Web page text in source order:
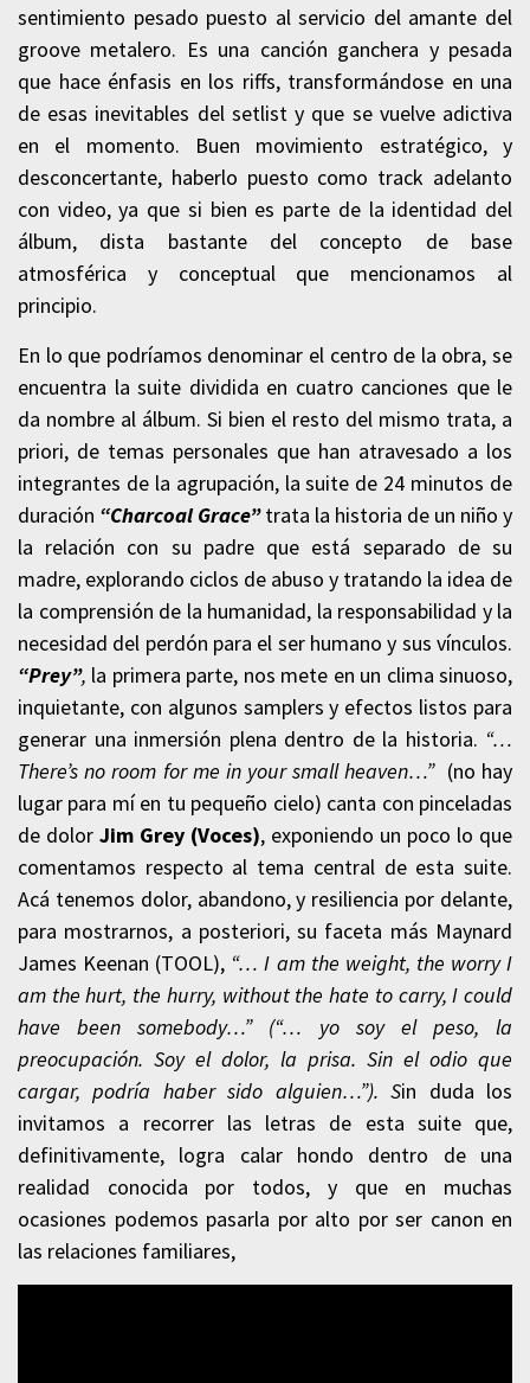
sentimiento pesado puesto al servicio del amante del
groove metalero. Es una canción ganchera y pesada
que hace énfasis en los riffs, transformándose en una
de esas inevitables del setlist y que se vuelve adictiva
en el momento. Buen movimiento estratégico, y
desconcertante, haberlo puesto como track adelanto
con video, ya que si bien es parte de la identidad del
álbum, dista bastante del concepto de base
atmosférica y conceptual que mencionamos al
principio.
En lo que podríamos denominar el centro de la obra, se
encuentra la suite dividida en cuatro canciones que le
da nombre al álbum. Si bien el resto del mismo trata, a
priori, de temas personales que han atravesado a los
integrantes de la agrupación, la suite de 24 minutos de
duración “Charcoal Grace”trata la historia de un niño y
la relación con su padre que está separado de su
madre, explorando ciclos de abuso y tratando la idea de
la comprensión de la humanidad, la responsabilidad y la
necesidad del perdón para el ser humano y sus vínculos.
“Prey”, la primera parte, nos mete en un clima sinuoso,
inquietante, con algunos samplers y efectos listos para
generar una inmersión plena dentro de la historia. “…
There’s no room for me in your small heaven…”(no hay
lugar para mí en tu pequeño cielo) canta con pinceladas
de dolor Jim Grey (Voces), exponiendo un poco lo que
comentamos respecto al tema central de esta suite.
Acá tenemos dolor, abandono, y resiliencia por delante,
para mostrarnos, a posteriori, su faceta más Maynard
James Keenan (TOOL), “… I am the weight, the worry I
am the hurt, the hurry, without the hate to carry, I could
have been somebody…” (“… yo soy el peso, la
preocupación. Soy el dolor, la prisa. Sin el odio que
cargar, podría haber sido alguien…”). Sin duda los
invitamos a recorrer las letras de esta suite que,
definitivamente, logra calar hondo dentro de una
realidad conocida por todos, y que en muchas
ocasiones podemos pasarla por alto por ser canon en
las relaciones familiares,